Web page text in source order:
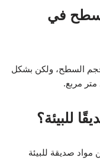
في
السطح، ولكن بشكل
للبيئة؟
مواد صديقة للبيئة